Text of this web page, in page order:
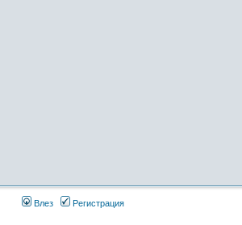
Влез Регистрация